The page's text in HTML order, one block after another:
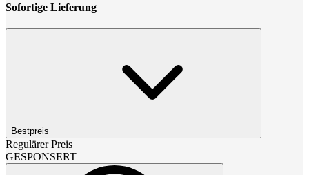
Sofortige Lieferung
Bestpreis
Regulärer Preis
GESPONSERT